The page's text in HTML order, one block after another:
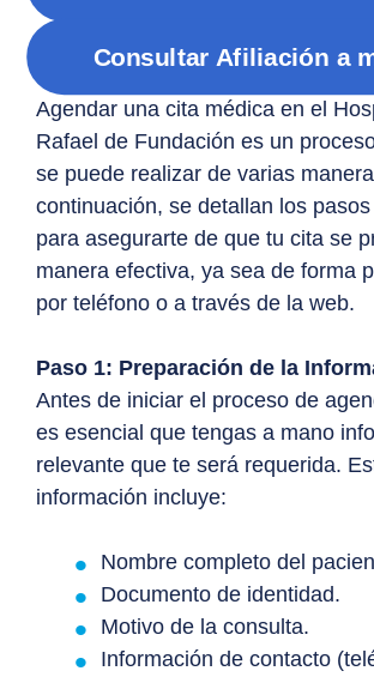
Consultar Afiliación a
Agendar una cita médica en el
Rafael de Fundación es un
se puede realizar de varias
continuación, se detallan los
para asegurarte de que tu cita se
manera efectiva, ya sea de forma
por teléfono o a través de la web.
Paso 1: Preparación de la
Antes de iniciar el proceso de
es esencial que tengas a mano
relevante que te será requerida.
información incluye:
Nombre completo del
Documento de identidad.
Motivo de la consulta.
Información de contacto